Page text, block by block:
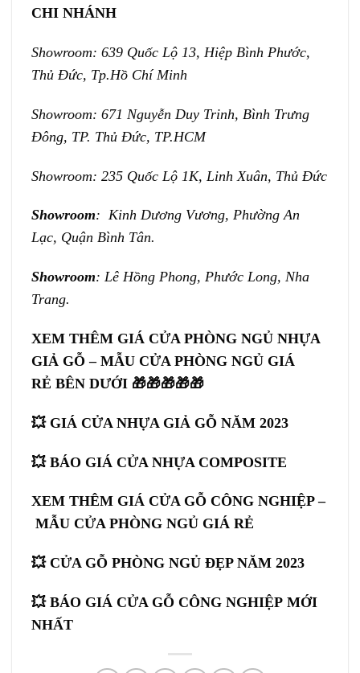
CHI NHÁNH
Showroom: 639 Quốc Lộ 13, Hiệp Bình Phước,
Thủ Đức, Tp.Hồ Chí Minh
Showroom: 671 Nguyễn Duy Trinh, Bình Trưng
Đông, TP. Thủ Đức, TP.HCM
Showroom: 235 Quốc Lộ 1K, Linh Xuân, Thủ Đức
Showroom: Kinh Dương Vương, Phường An
Lạc, Quận Bình Tân.
Showroom: Lê Hồng Phong, Phước Long, Nha
Trang.
XEM THÊM GIÁ CỬA PHÒNG NGỦ NHỰA
GIẢ GỖ – MẪU CỬA PHÒNG NGỦ GIÁ
RẺ BÊN DƯỚI 🎁🎁🎁🎁🎁
💥 GIÁ CỬA NHỰA GIẢ GỖ NĂM 2023
💥 BÁO GIÁ CỬA NHỰA COMPOSITE
XEM THÊM GIÁ CỬA GỖ CÔNG NGHIỆP –
MẪU CỬA PHÒNG NGỦ GIÁ RẺ
💥 CỬA GỖ PHÒNG NGỦ ĐẸP NĂM 2023
💥 BÁO GIÁ CỬA GỖ CÔNG NGHIỆP MỚI
NHẤT